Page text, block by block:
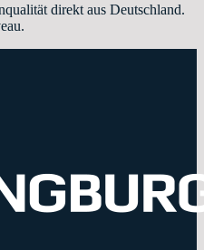
direkt aus Deutschland.